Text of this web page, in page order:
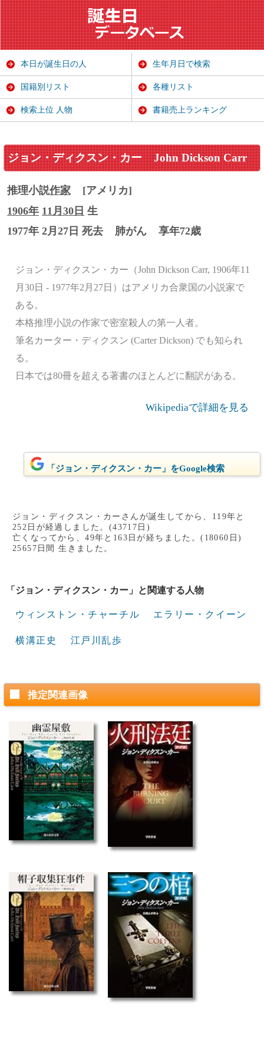
ジョン・ディクスン・カー John Dickson Carr
推理小説作家
[アメリカ]
1906年 11月30日 生
1977年 2月27日 死去
肺がん 享年72歳
ジョン・ディクスン・カー（John Dickson Carr, 1906年11
月30日 - 1977年2月27日）はアメリカ合衆国の小説家で
ある。
本格推理小説の作家で密室殺人の第一人者。
筆名カーター・ディクスン (Carter Dickson) でも知られ
る。
日本では80冊を超える著書のほとんどに翻訳がある。
Wikipediaで詳細を見る
「ジョン・ディクスン・カー」をGoogle検索
ジョン・ディクスン・カーさんが誕生してから、119年と
252日が経過しました。(43717日)
亡くなってから、49年と163日が経ちました。(18060日)
25657日間 生きました。
「ジョン・ディクスン・カー」と関連する人物
ウィンストン・チャーチル エラリー・クイーン
横溝正史 江戸川乱歩
推定関連画像
本日が誕生日の人 生年月日で検索
国籍別リスト 各種リスト
検索上位 人物 書籍売上ランキング